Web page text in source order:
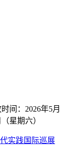
间：2026年5月
星期六）